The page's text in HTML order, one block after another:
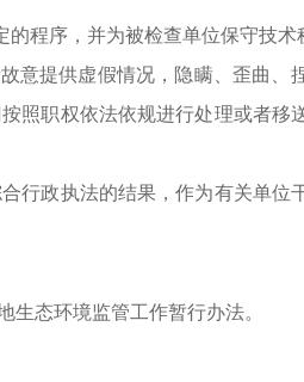
程序，并为被检查单位保守技术
意提供虚假情况，隐瞒、歪曲、
照职权依法依规进行处理或者移
行政执法的结果，作为有关单位
态环境监管工作暂行办法。